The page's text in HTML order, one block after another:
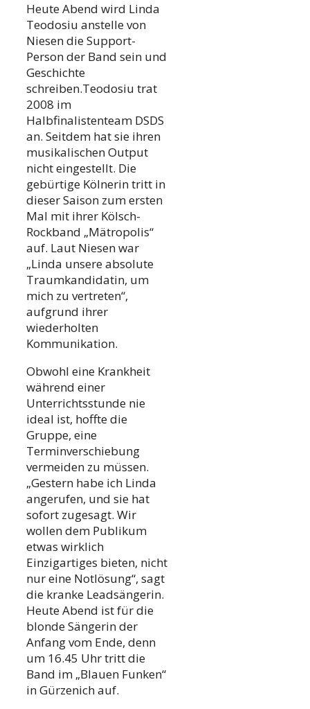
Heute Abend wird Linda
Teodosiu anstelle von
Niesen die Support-
Person der Band sein und
Geschichte
schreiben.Teodosiu trat
2008 im
Halbfinalistenteam DSDS
an. Seitdem hat sie ihren
musikalischen Output
nicht eingestellt. Die
gebürtige Kölnerin tritt in
dieser Saison zum ersten
Mal mit ihrer Kölsch-
Rockband „Mätropolis“
auf. Laut Niesen war
„Linda unsere absolute
Traumkandidatin, um
mich zu vertreten“,
aufgrund ihrer
wiederholten
Kommunikation.
Obwohl eine Krankheit
während einer
Unterrichtsstunde nie
ideal ist, hoffte die
Gruppe, eine
Terminverschiebung
vermeiden zu müssen.
„Gestern habe ich Linda
angerufen, und sie hat
sofort zugesagt. Wir
wollen dem Publikum
etwas wirklich
Einzigartiges bieten, nicht
nur eine Notlösung“, sagt
die kranke Leadsängerin.
Heute Abend ist für die
blonde Sängerin der
Anfang vom Ende, denn
um 16.45 Uhr tritt die
Band im „Blauen Funken“
in Gürzenich auf.